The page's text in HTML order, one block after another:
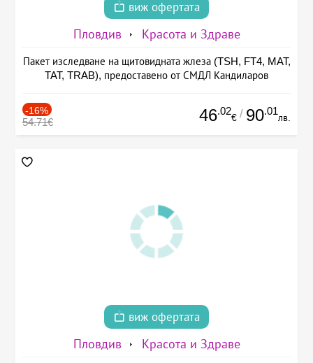
виж офертата
Пловдив Красота и Здраве
Пакет изследване на щитовидната жлеза (TSH, FT4, MAT,
TAT, TRAB), предоставено от СМДЛ Кандиларов
-16%
54.71€ 46.02
€ / 90.01
лв.
виж офертата
Пловдив Красота и Здраве